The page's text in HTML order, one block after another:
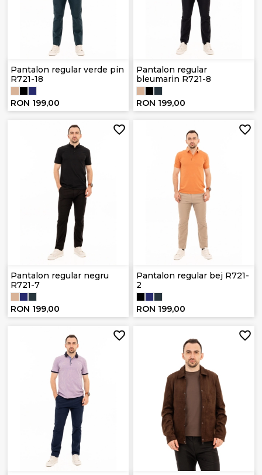
Pantalon regular verde pin
R721-18
RON 199,00
Pantalon regular
bleumarin R721-8
RON 199,00
Pantalon regular negru
R721-7
RON 199,00
Pantalon regular bej R721-
2
RON 199,00